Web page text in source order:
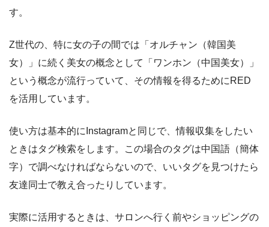
す。
Z世代の、特に女の子の間では「オルチャン（韓国美
女）」に続く美女の概念として「ワンホン（中国美女）」
という概念が流行っていて、その情報を得るためにRED
を活用しています。
使い方は基本的にInstagramと同じで、情報収集をしたい
ときはタグ検索をします。この場合のタグは中国語（簡体
字）で調べなければならないので、いいタグを見つけたら
友達同士で教え合ったりしています。
実際に活用するときは、サロンへ行く前やショッピングの